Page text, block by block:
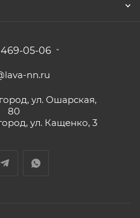
469-05-06
nn.ru
ул. Ошарская,
80
ул. Кащенко, 3